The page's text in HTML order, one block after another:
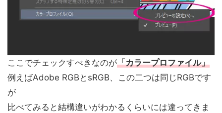
ここでチェックすべきなのが「カラープロファイル」
例えばAdobe RGBとsRGB、この二つは同じRGBです
が
比べてみると結構違いがわかるくらいには違ってきま